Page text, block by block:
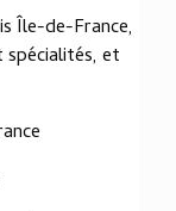
Île-de-France,
spécialités, et